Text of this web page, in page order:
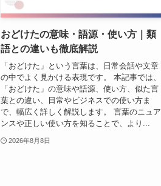
おどけたの意味・語源・使い方｜類
語との違いも徹底解説
「おどけた」という言葉は、日常会話や文章
の中でよく見かける表現です。 本記事では、
「おどけた」の意味や語源、使い方、似た言
葉との違い、日常やビジネスでの使い方ま
で、幅広く詳しく解説します。 言葉のニュア
ンスや正しい使い方を知ることで、より...
2026年8月8日